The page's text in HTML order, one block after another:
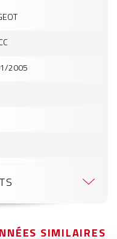
2005
SIMILAIRES